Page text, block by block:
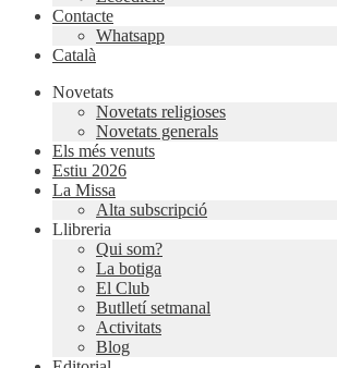
Contacte
Whatsapp
Català
Novetats
Novetats religioses
Novetats generals
Els més venuts
Estiu 2026
La Missa
Alta subscripció
Llibreria
Qui som?
La botiga
El Club
Butlletí setmanal
Activitats
Blog